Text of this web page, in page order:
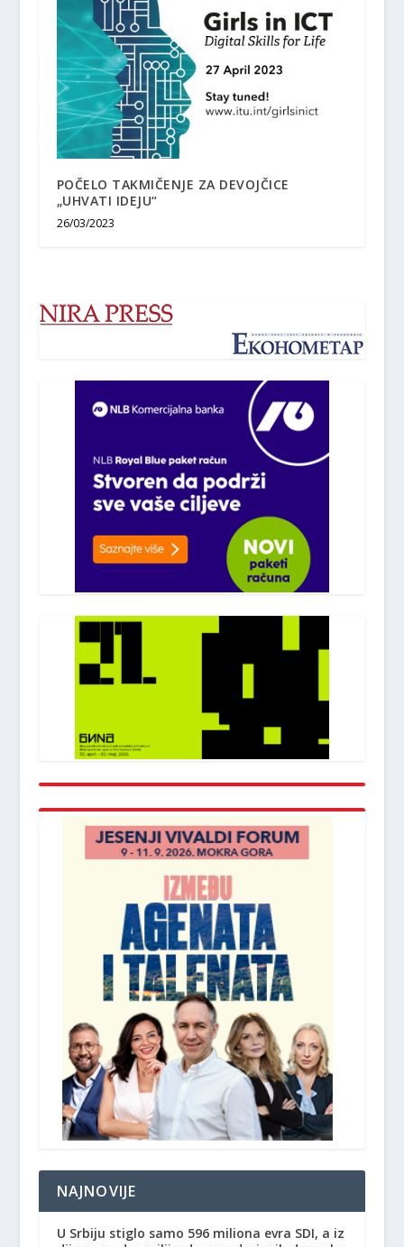
POČELO TAKMIČENJE ZA DEVOJČICE
„UHVATI IDEJU“
26/03/2023
NAJNOVIJE
U Srbiju stiglo samo 596 miliona evra SDI, a iz